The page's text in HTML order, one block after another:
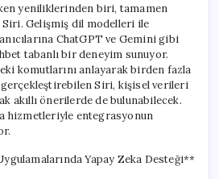
yeniliklerinden biri, tamamen
Gelişmiş dil modelleri ile
ChatGPT ve Gemini gibi
tabanlı bir deneyim sunuyor.
komutlarını anlayarak birden fazla
gerçekleştirebilen Siri, kişisel verileri
akıllı önerilerde de bulunabilecek.
hizmetleriyle entegrasyonun
Yapay Zeka Desteği**